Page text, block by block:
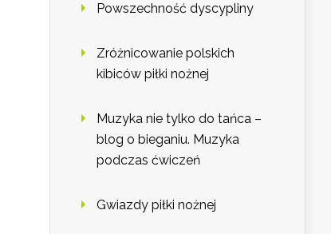
Powszechność dyscypliny
Zróżnicowanie polskich
kibiców piłki nożnej
Muzyka nie tylko do tańca –
blog o bieganiu. Muzyka
podczas ćwiczeń
Gwiazdy piłki nożnej